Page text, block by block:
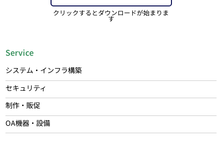
クリックするとダウンロードが始まりま
す
Service
システム・インフラ構築
セキュリティ
制作・販促
OA機器・設備